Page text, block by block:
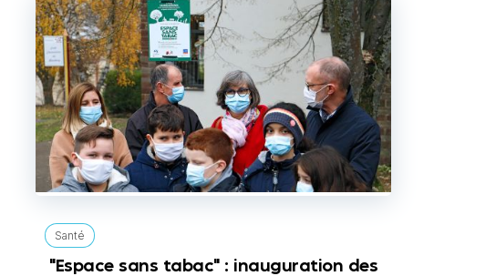
Santé
"Espace sans tabac" : inauguration des